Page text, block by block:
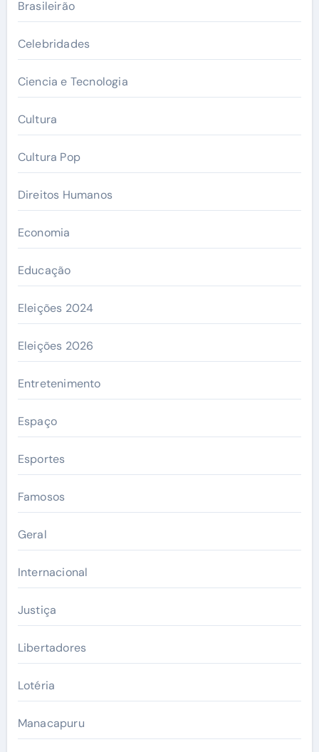
Brasileirão
Celebridades
Ciencia e Tecnologia
Cultura
Cultura Pop
Direitos Humanos
Economia
Educação
Eleições 2024
Eleições 2026
Entretenimento
Espaço
Esportes
Famosos
Geral
Internacional
Justiça
Libertadores
Lotéria
Manacapuru